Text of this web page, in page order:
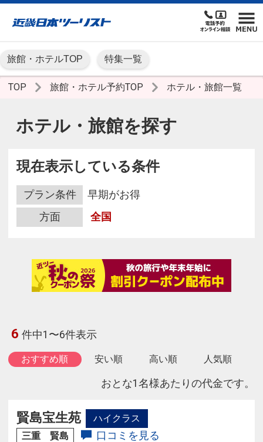
旅館・ホテルTOP 特集一覧
TOP 旅館・ホテル予約TOP ホテル・旅館一覧
ホテル・旅館を探す
現在表示している条件
プラン条件
早期がお得
方面
全国
6 件中1〜6件表示
おすすめ順 安い順 高い順 人気順
おとな1名様あたりの代金です。
賢島宝生苑
ハイクラス
三重 賢島
口コミを見る